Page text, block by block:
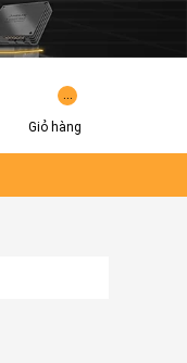
Giỏ hàng